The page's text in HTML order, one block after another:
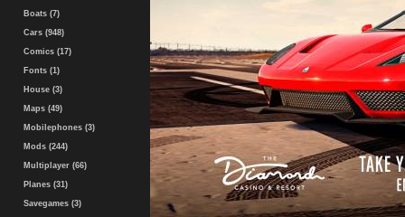
Boats (7)
Cars (948)
Comics (17)
Fonts (1)
House (3)
Maps (49)
Mobilephones (3)
Mods (244)
Multiplayer (66)
Planes (31)
Savegames (3)